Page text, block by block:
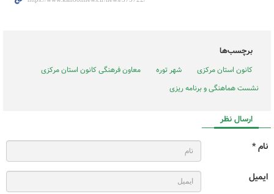
برچسب‌ها
کانون استان مرکزی شهر توره
معاون فرهنگی کانون استان مرکزی
نشست هماهنگی و برنامه ریزی
ارسال نظر
نام *
ایمیل